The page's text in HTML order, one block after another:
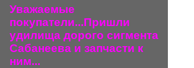
Уважаемые
покупатели...Пришли
удилища дорого сигмента
Сабанеева и запчасти к
ним...